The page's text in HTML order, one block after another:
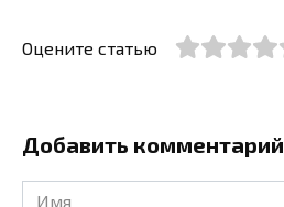
Оцените статью
Добавить комментарий
Имя